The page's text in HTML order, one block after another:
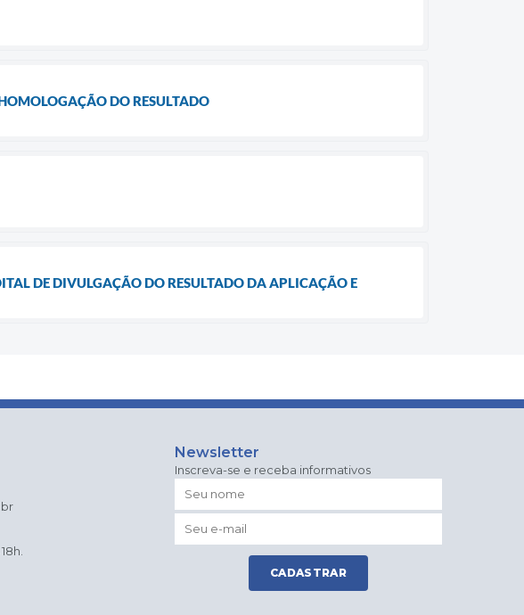
DO RESULTADO
DE DIVULGAÇÃO DO RESULTADO DA APLICAÇÃO E
Newsletter
Inscreva-se e receba informativos
CADASTRAR